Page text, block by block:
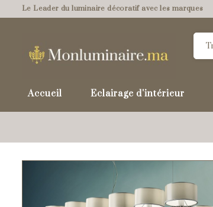
Le Leader du luminaire décoratif avec les marques
Accueil Eclairage d'intérieur